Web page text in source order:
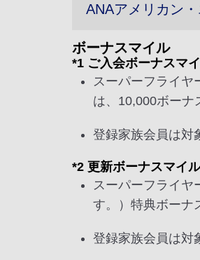
ANAアメリカン
ボーナスマイル
*1 ご入会ボーナスマ
スーパーフライヤ
は、10,000ボーナ
登録家族会員は対
*2 更新ボーナスマイル
スーパーフライヤ
す。）特典ボーナ
登録家族会員は対